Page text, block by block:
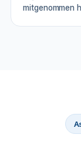
mitgenommen